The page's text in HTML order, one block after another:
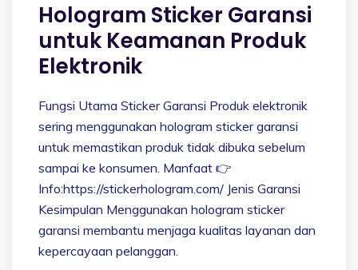
Hologram Sticker Garansi
untuk Keamanan Produk
Elektronik
Fungsi Utama Sticker Garansi Produk elektronik
sering menggunakan hologram sticker garansi
untuk memastikan produk tidak dibuka sebelum
sampai ke konsumen. Manfaat 👉
Info:https://stickerhologram.com/ Jenis Garansi
Kesimpulan Menggunakan hologram sticker
garansi membantu menjaga kualitas layanan dan
kepercayaan pelanggan.